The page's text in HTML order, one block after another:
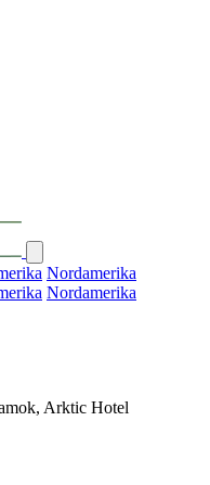
Nordamerika
Nordamerika
Arktic Hotel